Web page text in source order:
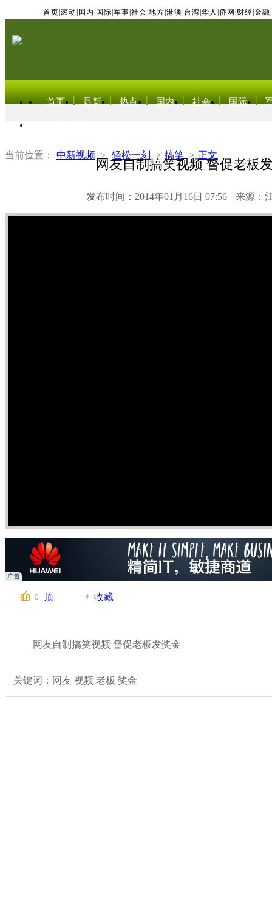
首页 滚动 国内 国际 军事 社会 地方 港澳 台湾 华人 侨网 财经 金融
首页 最新 热点 国内 社会 国际
当前位置： 中新视频 > 轻松一刻 > 搞笑 > 正文
网友自制搞笑视频 督促老板
发布时间：2014年01月16日 07:56 来源：
0 顶 收藏
网友自制搞笑视频 督促老板发奖金
关键词：网友 视频 老板 奖金